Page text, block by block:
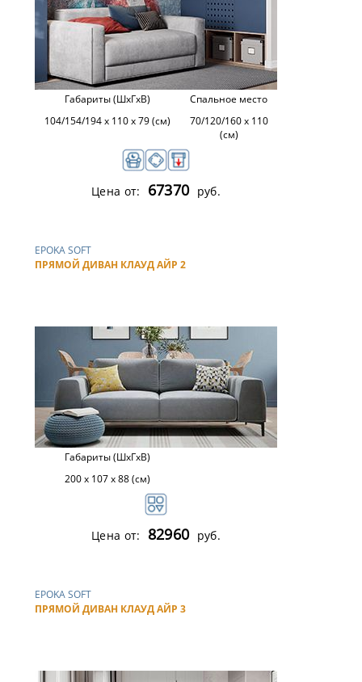
Габариты (ШхГхВ)
104/154/194 х 110 х 79 (см)
Спальное место
70/120/160 х 110
(см)
Цена от: 67370 руб.
EPOKA SOFT
ПРЯМОЙ ДИВАН КЛАУД АЙР 2
Габариты (ШхГхВ)
200 x 107 х 88 (см)
Цена от: 82960 руб.
EPOKA SOFT
ПРЯМОЙ ДИВАН КЛАУД АЙР 3